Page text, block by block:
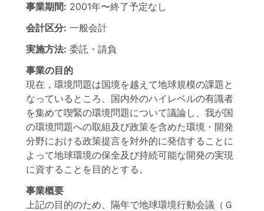
事業期間: 2001年〜終了予定なし
会計区分: 一般会計
実施方法: 委託・請負
事業の目的
現在，環境問題は国境を越えて地球規模の課題と
なっているところ、国内外のハイレベルの有識者
を集めて喫緊の環境問題について議論し、我が国
の環境問題への取組及び政策を含めた環境・開発
分野における政策提言を対外的に発信することに
よって地球環境の保全及び持続可能な開発の実現
に資することを目的とする。
事業概要
上記の目的のため、隔年で地球環境行動会議（Ｇ